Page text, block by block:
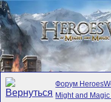
Форум
Might and